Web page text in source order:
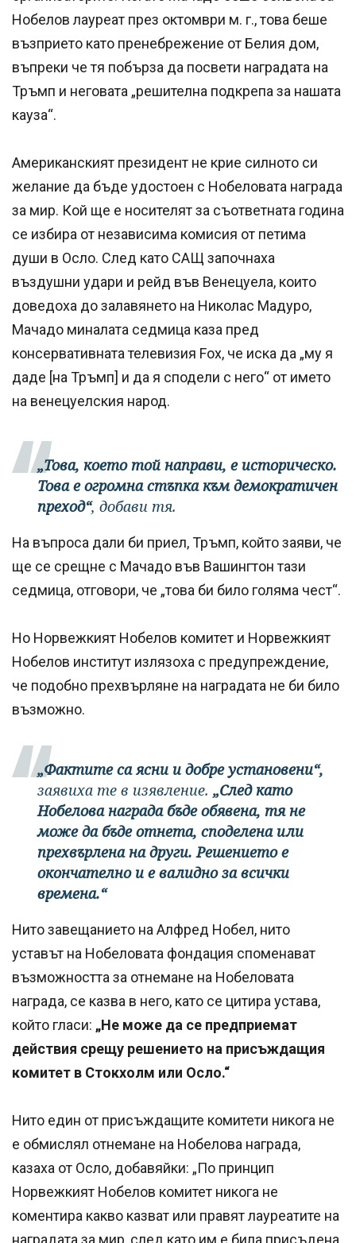
Нобелов лауреат през октомври м. г., това беше
възприето като пренебрежение от Белия дом,
въпреки че тя побърза да посвети наградата на
Тръмп и неговата „решителна подкрепа за нашата
кауза“.
Американският президент не крие силното си
желание да бъде удостоен с Нобеловата награда
за мир. Кой ще е носителят за съответната година
се избира от независима комисия от петима
души в Осло. След като САЩ започнаха
въздушни удари и рейд във Венецуела, които
доведоха до залавянето на Николас Мадуро,
Мачадо миналата седмица каза пред
консервативната телевизия Fox, че иска да „му я
даде [на Тръмп] и да я сподели с него“ от името
на венецуелския народ.
„Това, което той направи, е историческо.
Това е огромна стъпка към демократичен
преход“, добави тя.
На въпроса дали би приел, Тръмп, който заяви, че
ще се срещне с Мачадо във Вашингтон тази
седмица, отговори, че „това би било голяма чест“.
Но Норвежкият Нобелов комитет и Норвежкият
Нобелов институт излязоха с предупреждение,
че подобно прехвърляне на наградата не би било
възможно.
„Фактите са ясни и добре установени“,
заявиха те в изявление. „След като
Нобелова награда бъде обявена, тя не
може да бъде отнета, споделена или
прехвърлена на други. Решението е
окончателно и е валидно за всички
времена.“
Нито завещанието на Алфред Нобел, нито
уставът на Нобеловата фондация споменават
възможността за отнемане на Нобеловата
награда, се казва в него, като се цитира устава,
който гласи: „Не може да се предприемат
действия срещу решението на присъждащия
комитет в Стокхолм или Осло.“
Нито един от присъждащите комитети никога не
е обмислял отнемане на Нобелова награда,
казаха от Осло, добавяйки: „По принцип
Норвежкият Нобелов комитет никога не
коментира какво казват или правят лауреатите на